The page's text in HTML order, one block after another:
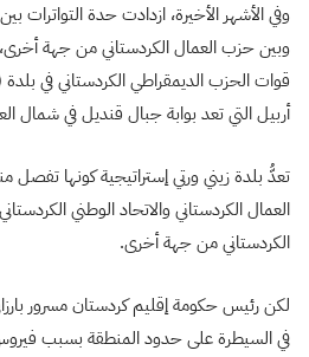
وفي الأشهر الأخيرة، ازدادت حدة التواترات
وبين حزب العمال الكردستاني من جهة
قوات الحزب الديمقراطي الكردستاني في بلدة
أربيل التي تعد بوابة جبال قنديل في شمال
تعدُّ بلدة زيني ورتي إستراتيجية كونها تفصل
العمال الكردستاني والاتحاد الوطني
الكردستاني من جهة أخرى.
لكن رئيس حكومة إقليم كردستان مسرور
في السيطرة على حدود المنطقة بسبب